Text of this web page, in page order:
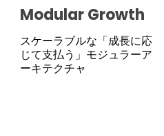
Modular Growth
スケーラブルな「成長に応
じて支払う」モジュラーア
ーキテクチャ